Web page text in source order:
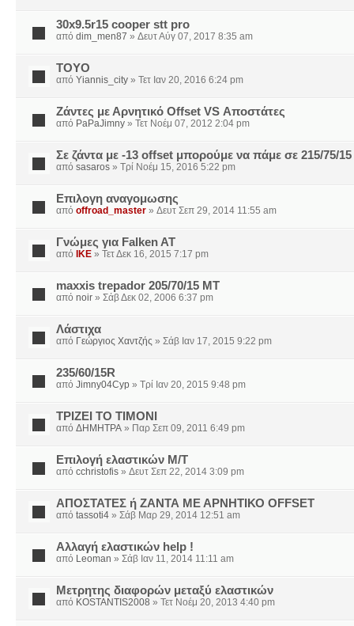
30x9.5r15 cooper stt pro
από dim_men87 » Δευτ Αύγ 07, 2017 8:35 am
TOYO
από Yiannis_city » Τετ Ιαν 20, 2016 6:24 pm
Ζάντες με Αρνητικό Οffset VS Αποστάτες
από PaPaJimny » Τετ Νοέμ 07, 2012 2:04 pm
Σε ζάντα με -13 offset μπορούμε να πάμε σε 215/75/15
από sasaros » Τρί Νοέμ 15, 2016 5:22 pm
Επιλογη αναγομωσης
από offroad_master » Δευτ Σεπ 29, 2014 11:55 am
Γνώμες για Falken AT
από IKE » Τετ Δεκ 16, 2015 7:17 pm
maxxis trepador 205/70/15 ΜΤ
από noir » Σάβ Δεκ 02, 2006 6:37 pm
Λάστιχα
από Γεώργιος Χαντζής » Σάβ Ιαν 17, 2015 9:22 pm
235/60/15R
από Jimny04Cyp » Τρί Ιαν 20, 2015 9:48 pm
ΤΡΙΖΕΙ ΤΟ ΤΙΜΟΝΙ
από ΔΗΜΗΤΡΑ » Παρ Σεπ 09, 2011 6:49 pm
Επιλογή ελαστικών Μ/Τ
από cchristofis » Δευτ Σεπ 22, 2014 3:09 pm
ΑΠΟΣΤΑΤΕΣ ή ΖΑΝΤΑ ΜΕ ΑΡΝΗΤΙΚΟ OFFSET
από tassoti4 » Σάβ Μαρ 29, 2014 12:51 am
Αλλαγή ελαστικών help !
από Leoman » Σάβ Ιαν 11, 2014 11:11 am
Μετρητης διαφορών μεταξύ ελαστικών
από KOSTANTIS2008 » Τετ Νοέμ 20, 2013 4:40 pm